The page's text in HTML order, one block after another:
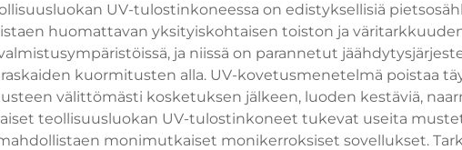
UV-tulostinkoneessa on edistyksellisiä
huomattavan yksityiskohtaisen toiston ja
ja niissä on parannetut
kuormitusten alla. UV-kovetusmenetelmä poistaa
välittömästi kosketuksen jälkeen, luoden kestäviä,
teollisuusluokan UV-tulostinkoneet tukevat useita
monimutkaiset monikerroksiset sovellukset.